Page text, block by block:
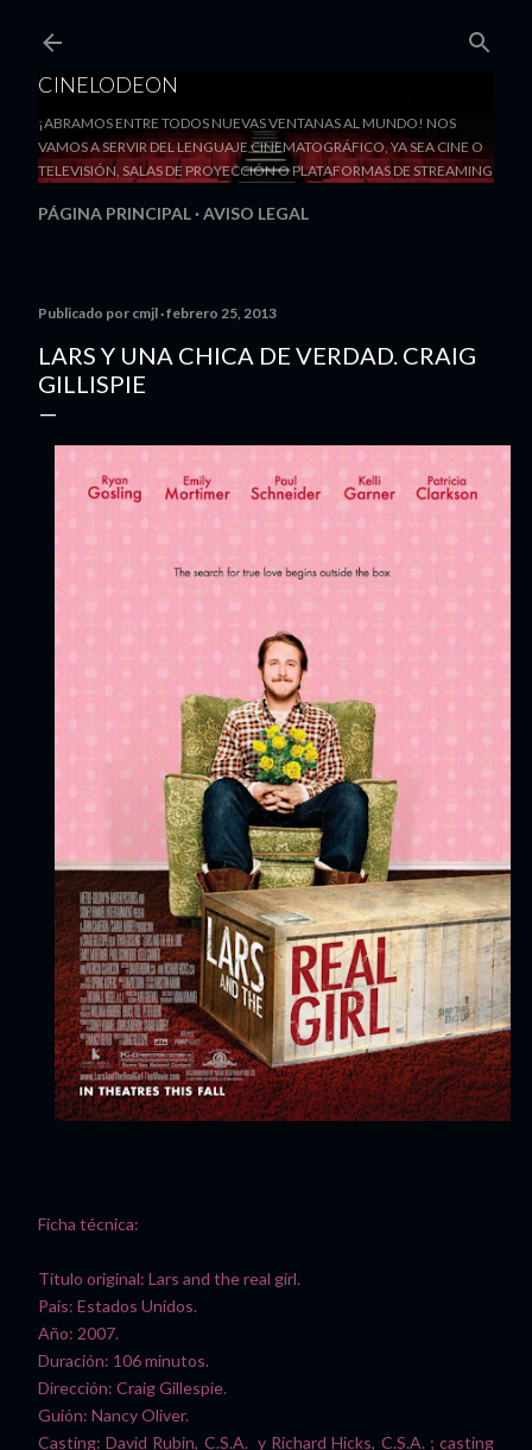
CINELODEON
¡ABRAMOS ENTRE TODOS NUEVAS VENTANAS AL MUNDO! NOS
VAMOS A SERVIR DEL LENGUAJE CINEMATOGRÁFICO, YA SEA CINE O
TELEVISIÓN, SALAS DE PROYECCIÓN O PLATAFORMAS DE STREAMING
PÁGINA PRINCIPAL AVISO LEGAL
Publicado por cmjl febrero 25, 2013
LARS Y UNA CHICA DE VERDAD. CRAIG
GILLISPIE
Ficha técnica:
Título original: Lars and the real girl.
País: Estados Unidos.
Año: 2007.
Duración: 106 minutos.
Dirección: Craig Gillespie.
Guión: Nancy Oliver.
Casting: David Rubin, C.S.A. y Richard Hicks, C.S.A. ; casting